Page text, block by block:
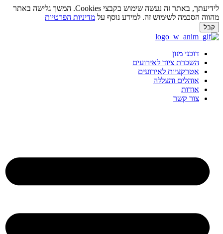
לידיעתך, באתר זה נעשה שימוש בקבצי Cookies. המשך גלישה באתר
מהווה הסכמה לשימוש זה. למידע נוסף עלמדיניות הפרטיות
קבל
דלג
דוכני מזון
השכרת ציוד לאירועים
אטרקציות לאירועים
אוהלים והצללה
אודות
צור קשר